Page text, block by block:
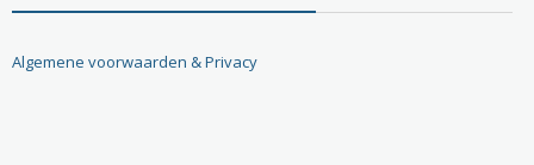
Algemene voorwaarden & Privacy